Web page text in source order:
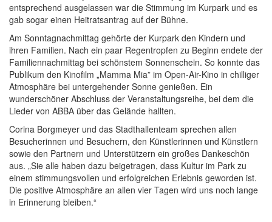
entsprechend ausgelassen war die Stimmung im Kurpark und es
gab sogar einen Heitratsantrag auf der Bühne.
Am Sonntagnachmittag gehörte der Kurpark den Kindern und
ihren Familien. Nach ein paar Regentropfen zu Beginn endete der
Familiennachmittag bei schönstem Sonnenschein. So konnte das
Publikum den Kinofilm „Mamma Mia” im Open-Air-Kino in chilliger
Atmosphäre bei untergehender Sonne genießen. Ein
wunderschöner Abschluss der Veranstaltungsreihe, bei dem die
Lieder von ABBA über das Gelände hallten.
Corina Borgmeyer und das Stadthallenteam sprechen allen
Besucherinnen und Besuchern, den Künstlerinnen und Künstlern
sowie den Partnern und Unterstützern ein großes Dankeschön
aus. „Sie alle haben dazu beigetragen, dass Kultur im Park zu
einem stimmungsvollen und erfolgreichen Erlebnis geworden ist.
Die positive Atmosphäre an allen vier Tagen wird uns noch lange
in Erinnerung bleiben.“